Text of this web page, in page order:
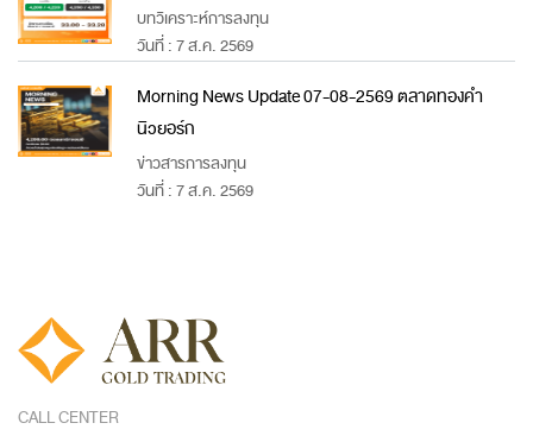
บทวิเคราะห์การลงทุน
วันที่ : 7 ส.ค. 2569
Morning News Update 07-08-2569 ตลาดทองคำ
นิวยอร์ก
ข่าวสารการลงทุน
วันที่ : 7 ส.ค. 2569
CALL CENTER